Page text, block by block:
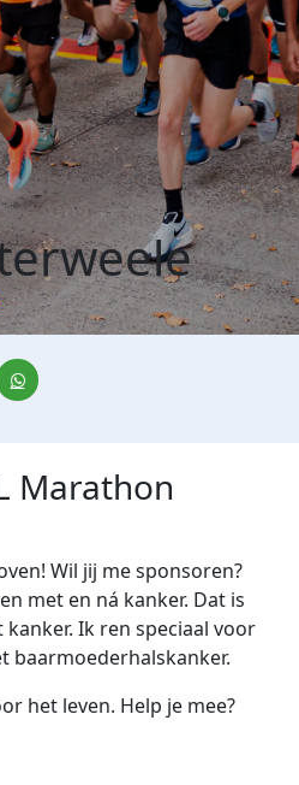
Marathon
Wil jij me sponsoren?
met en ná kanker. Dat is
Ik ren speciaal voor
baarmoederhalskanker.
het leven. Help je mee?